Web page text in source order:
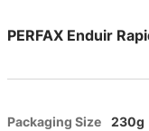
PERFAX Enduir
Packaging Size 230g